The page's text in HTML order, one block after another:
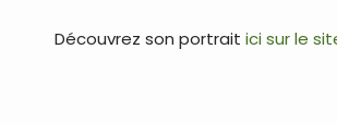
Découvrez son portrait ici sur le